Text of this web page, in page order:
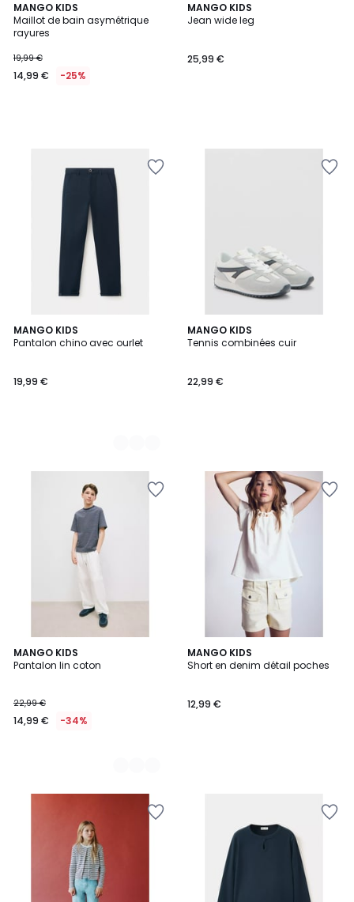
MANGO KIDS
Maillot de bain asymétrique
rayures
19,99 €
14,99 € -25%
MANGO KIDS
Jean wide leg
25,99 €
MANGO KIDS
Pantalon chino avec ourlet
19,99 €
4
Couleurs
MANGO KIDS
Tennis combinées cuir
22,99 €
MANGO KIDS
Pantalon lin coton
22,99 €
14,99 € -34%
2
Couleurs
MANGO KIDS
Short en denim détail poches
12,99 €